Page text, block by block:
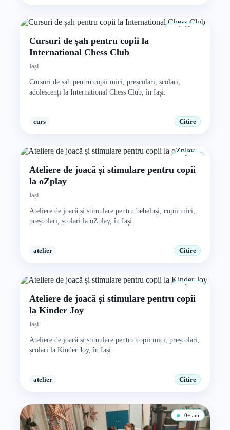
1–18 ani
Cursuri de șah pentru copii la
International Chess Club
Iași
Cursuri de șah pentru copii mici, preșcolari, școlari,
adolescenți la International Chess Club, în Iași.
curs Citire
0+ ani
Ateliere de joacă și stimulare pentru copii
la oZplay
Iași
Ateliere de joacă și stimulare pentru bebeluși, copii mici,
preșcolari, școlari la oZplay, în Iași.
atelier Citire
0+ ani
Ateliere de joacă și stimulare pentru copii
la Kinder Joy
Iași
Ateliere de joacă și stimulare pentru copii mici, preșcolari,
școlari la Kinder Joy, în Iași.
atelier Citire
0+ ani